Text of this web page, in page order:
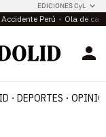
EDICIONES CyL
Accidente Perú Ola de
DEPORTES